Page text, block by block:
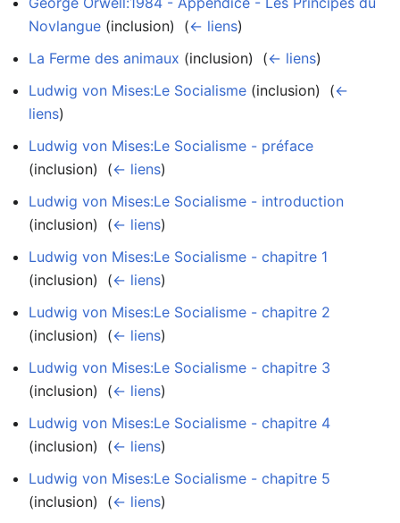
Novlangue (inclusion) ‎ (← liens)
La Ferme des animaux (inclusion) ‎ (← liens)
Ludwig von Mises:Le Socialisme (inclusion) ‎ (←
liens)
Ludwig von Mises:Le Socialisme - préface
(inclusion) ‎ (← liens)
Ludwig von Mises:Le Socialisme - introduction
(inclusion) ‎ (← liens)
Ludwig von Mises:Le Socialisme - chapitre 1
(inclusion) ‎ (← liens)
Ludwig von Mises:Le Socialisme - chapitre 2
(inclusion) ‎ (← liens)
Ludwig von Mises:Le Socialisme - chapitre 3
(inclusion) ‎ (← liens)
Ludwig von Mises:Le Socialisme - chapitre 4
(inclusion) ‎ (← liens)
Ludwig von Mises:Le Socialisme - chapitre 5
(inclusion) ‎ (← liens)